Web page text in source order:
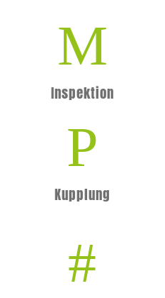
Inspektion
Kupplung